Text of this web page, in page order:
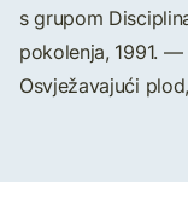
s grupom
pokolenja, 1991.
Osvježavajući